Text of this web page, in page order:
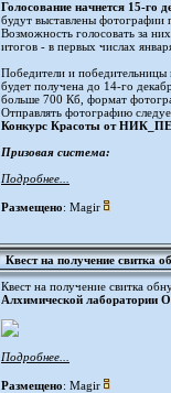
Голосование начнется 15-го
будут выставлены фотографии
Возможность голосовать за
итогов - в первых числах
Победители и победительницы
будет получена до 14-го
больше 700 Кб, формат
Отправлять фотографию
Конкурс Красоты от
Призовая система:
Подробнее...
Размещено: Magir
Квест на получение свитка
Квест на получение свитка
Алхимической лаборатории
Подробнее...
Размещено: Magir